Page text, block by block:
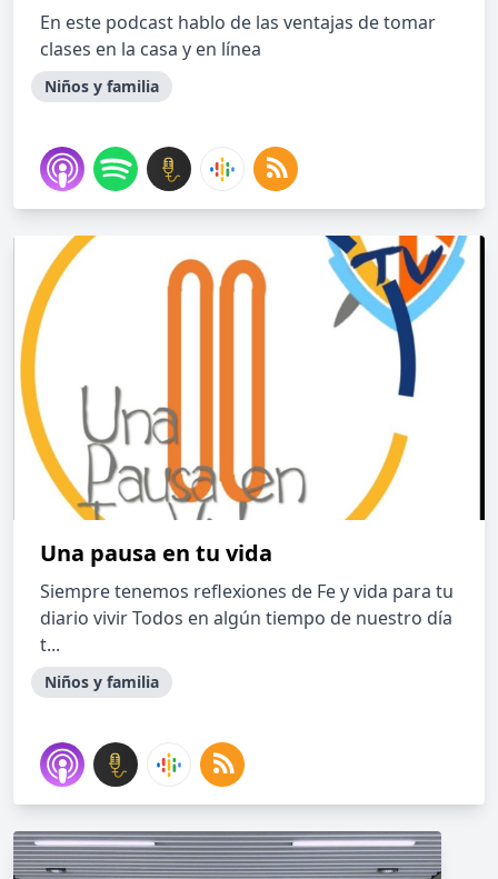
En este podcast hablo de las ventajas de tomar
clases en la casa y en línea
Niños y familia
Una pausa en tu vida
Siempre tenemos reflexiones de Fe y vida para tu
diario vivir Todos en algún tiempo de nuestro día
t...
Niños y familia